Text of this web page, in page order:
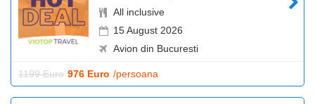
All inclusive
15 August 2026
Avion din Bucuresti
1199 Euro 976 Euro /persoana